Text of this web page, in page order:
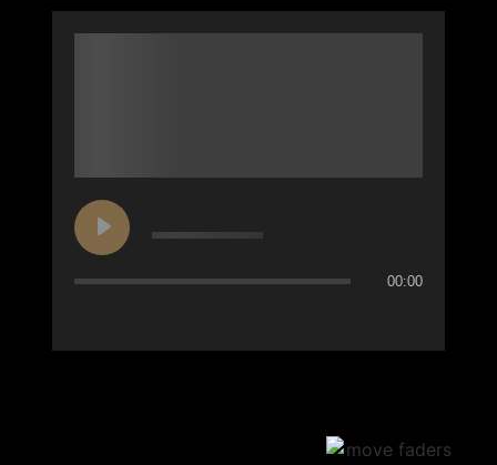
00:00